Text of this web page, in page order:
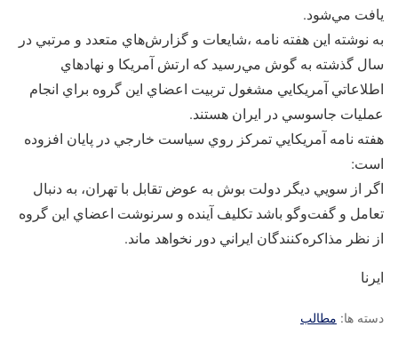
يافت مي‌شود.
به نوشته اين هفته نامه ،شايعات و گزارش‌هاي متعدد و مرتبي در
سال گذشته به گوش مي‌رسيد كه ارتش آمريكا و نهادهاي
اطلاعاتي آمريكايي مشغول تربيت اعضاي اين گروه براي انجام
عمليات جاسوسي در ايران هستند.
هفته نامه آمريكايي تمركز روي سياست خارجي در پايان افزوده
است:
اگر از سويي ديگر دولت بوش به عوض تقابل با تهران، به دنبال
تعامل و گفت‌وگو باشد تكليف آينده و سرنوشت اعضاي اين گروه
از نظر مذاكره‌كنندگان ايراني دور نخواهد ماند.
ایرنا
دسته ها: مطالب